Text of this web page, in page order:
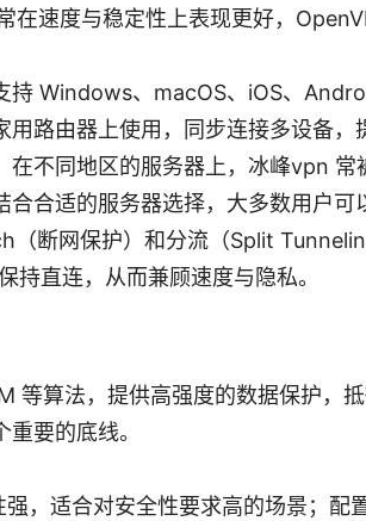
在速度与稳定性上表现更好，
持 Windows、macOS、iOS、
路由器上使用，同步连接多设备，
在不同地区的服务器上，冰峰vpn
合适的服务器选择，大多数用户可
（断网保护）和分流（Split
持直连，从而兼顾速度与隐私。
等算法，提供高强度的数据保护，
要的底线。
，适合对安全性要求高的场景；配